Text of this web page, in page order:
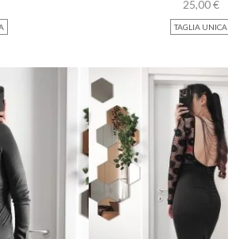
25,00€
TAGLIA UNICA